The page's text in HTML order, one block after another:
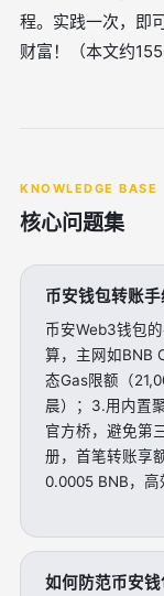
程。实践一次，即
财富！（本文约
KNOWLEDGE BASE
核心问题集
币安钱包转账手
币安Web3钱包
算，主网如BNB
态Gas限额（
晨）；3.用内置
官方桥，避免第
册，首笔转账享
0.0005 BNB，高
如何防范币安钱